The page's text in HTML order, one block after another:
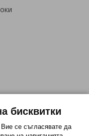
бисквитки
се съгласявате да